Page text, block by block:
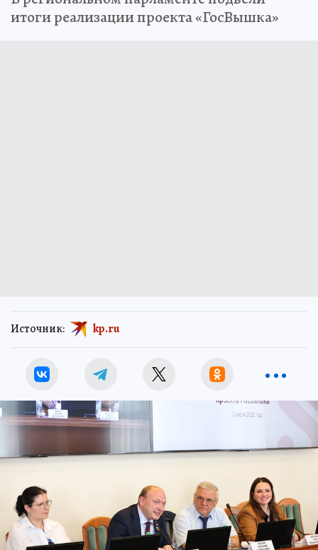
итоги реализации проекта «ГосВышка»
Источник: kp.ru